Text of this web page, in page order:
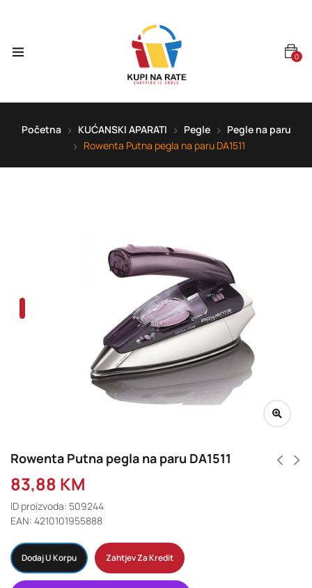
0
Početna KUĆANSKI APARATI Pegle
Pegle na paru
Rowenta Putna pegla na paru DA1511
Rowenta Putna pegla na paru DA1511
83,88 KM
ID proizvoda: 509244
EAN: 4210101955888
Dodaj U Korpu Zahtjev Za Kredit